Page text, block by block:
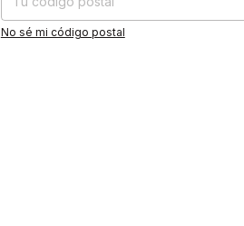
No sé mi código postal